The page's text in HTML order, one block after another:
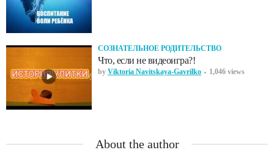
СОЗНАТЕЛЬНОЕ РОДИТЕЛЬСТВО
Что, если не видеоигра?!
by Viktoria Navitskaya-Gavrilko 1,046 views
About the author